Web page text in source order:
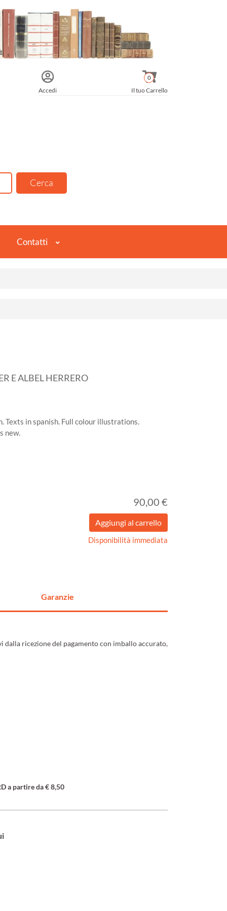
Accedi Il tuo Carrello
0
Contatti
E ALBEL HERRERO
Texts in spanish. Full colour illustrations.
new.
90,00 €
Disponibilità immediata
Garanzie
ricezione del pagamento con imballo accurato,
a partire da € 8,50